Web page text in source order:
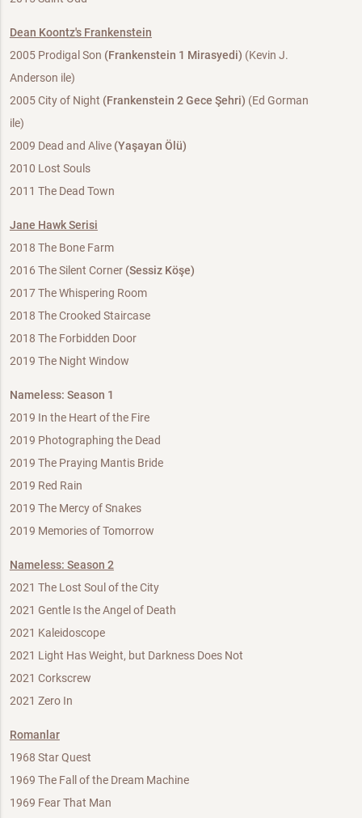
Dean Koontz's Frankenstein
2005 Prodigal Son (Frankenstein 1 Mirasyedi) (Kevin J.
Anderson ile)
2005 City of Night (Frankenstein 2 Gece Şehri) (Ed Gorman
ile)
2009 Dead and Alive (Yaşayan Ölü)
2010 Lost Souls
2011 The Dead Town
Jane Hawk Serisi
2018 The Bone Farm
2016 The Silent Corner (Sessiz Köşe)
2017 The Whispering Room
2018 The Crooked Staircase
2018 The Forbidden Door
2019 The Night Window
Nameless: Season 1
2019 In the Heart of the Fire
2019 Photographing the Dead
2019 The Praying Mantis Bride
2019 Red Rain
2019 The Mercy of Snakes
2019 Memories of Tomorrow
Nameless: Season 2
2021 The Lost Soul of the City
2021 Gentle Is the Angel of Death
2021 Kaleidoscope
2021 Light Has Weight, but Darkness Does Not
2021 Corkscrew
2021 Zero In
Romanlar
1968 Star Quest
1969 The Fall of the Dream Machine
1969 Fear That Man